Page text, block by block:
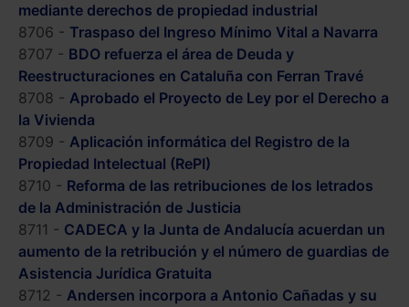
mediante derechos de propiedad industrial
8706 - Traspaso del Ingreso Mínimo Vital a Navarra
8707 - BDO refuerza el área de Deuda y
Reestructuraciones en Cataluña con Ferran Travé
8708 - Aprobado el Proyecto de Ley por el Derecho a
la Vivienda
8709 - Aplicación informática del Registro de la
Propiedad Intelectual (RePI)
8710 - Reforma de las retribuciones de los letrados
de la Administración de Justicia
8711 - CADECA y la Junta de Andalucía acuerdan un
aumento de la retribución y el número de guardias de
Asistencia Jurídica Gratuita
8712 - Andersen incorpora a Antonio Cañadas y su